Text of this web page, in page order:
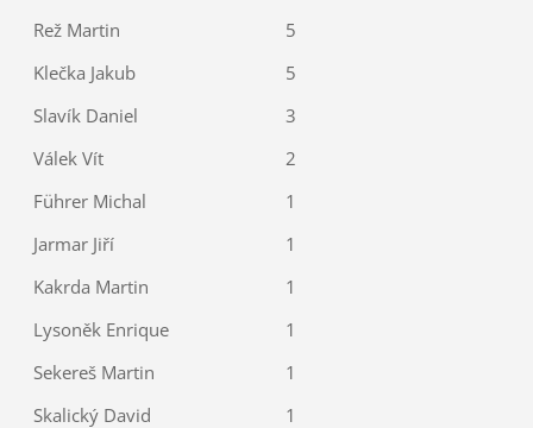
Rež Martin
5
Klečka Jakub
5
Slavík Daniel
3
Válek Vít
2
Führer Michal
1
Jarmar Jiří
1
Kakrda Martin
1
Lysoněk Enrique
1
Sekereš Martin
1
Skalický David
1